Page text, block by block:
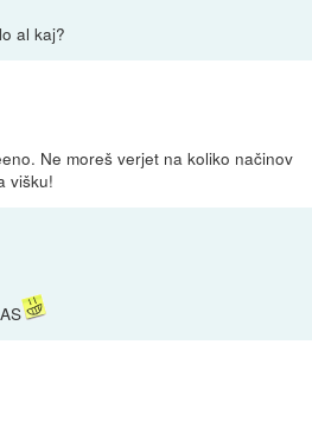
al kaj?
Ne moreš verjet na koliko načinov
višku!